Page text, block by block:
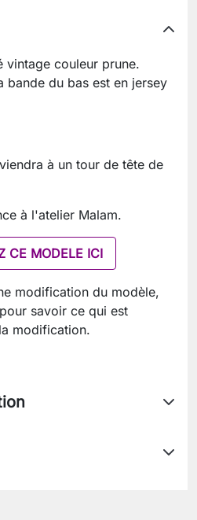
vintage couleur prune.
bande du bas est en jersey
à un tour de tête de
à l'atelier Malam.
CE MODELE ICI
modification du modèle,
pour savoir ce qui est
modification.